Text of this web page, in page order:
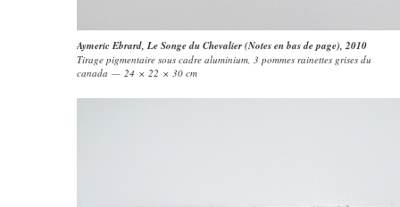
Aymeric Ebrard, Le Songe du Chevalier (Notes en bas de page), 2010
Tirage pigmentaire sous cadre aluminium, 3 pommes rainettes grises du
canada — 24 × 22 × 30 cm